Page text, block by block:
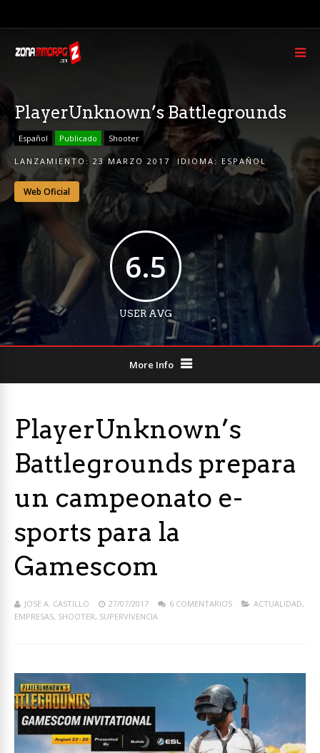
PlayerUnknown’s Battlegrounds
Español Publicado Shooter
LANZAMIENTO: 23 MARZO 2017 IDIOMA: ESPAÑOL
Web Oficial
6.5
USER AVG
More Info
PlayerUnknown’s
Battlegrounds prepara
un campeonato e-
sports para la
Gamescom
JOSE A. CASTILLO 27/07/2017 6 COMENTARIOS ACTUALIDAD,
EMPRESAS, SHOOTER, SUPERVIVENCIA